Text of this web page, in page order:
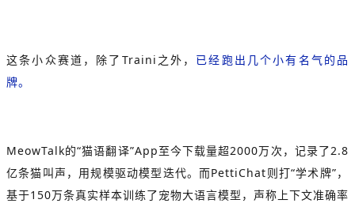
这条小众赛道，除了Traini之外， 已经跑出几个小有名气的品
牌。
MeowTalk的“猫语翻译”App至今下载量超2000万次，记录了2.8
亿条猫叫声，用规模驱动模型迭代。而PettiChat则打“学术牌”，
基于150万条真实样本训练了宠物大语言模型，声称上下文准确率